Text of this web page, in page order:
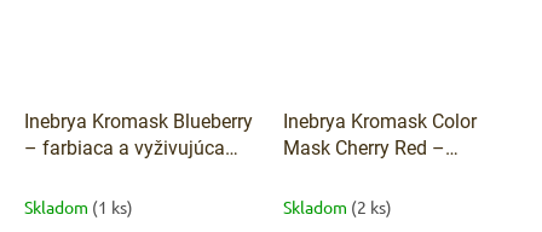
Inebrya Kromask Blueberry
– farbiaca a vyživujúca
Skladom (1 ks)
Inebrya Kromask Color
Mask Cherry Red –
250 ml
Skladom (2 ks)